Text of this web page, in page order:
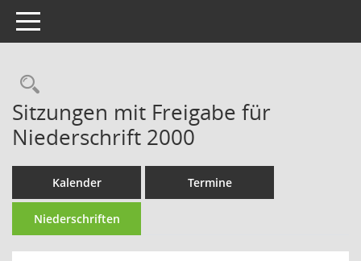
Toggle navigation
Rechercheauswahl
Sitzungen mit Freigabe für
Niederschrift 2000
Kalender Termine
Niederschriften